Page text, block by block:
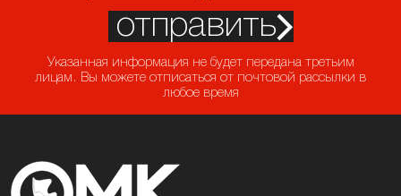
отправить
Указанная информация не будет передана третьим
лицам. Вы можете отписаться от почтовой рассылки в
любое время